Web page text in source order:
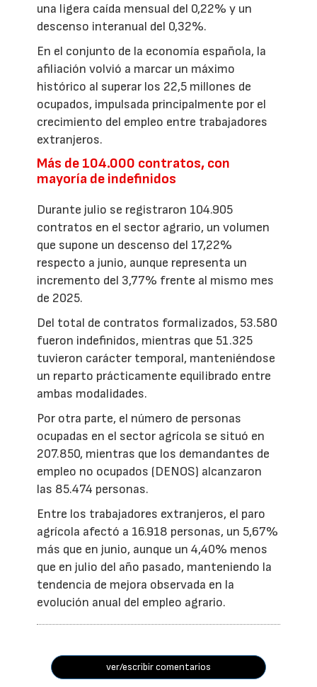
una ligera caída mensual del 0,22% y un
descenso interanual del 0,32%.
En el conjunto de la economía española, la
afiliación volvió a marcar un máximo
histórico al superar los 22,5 millones de
ocupados, impulsada principalmente por el
crecimiento del empleo entre trabajadores
extranjeros.
Más de 104.000 contratos, con
mayoría de indefinidos
Durante julio se registraron 104.905
contratos en el sector agrario, un volumen
que supone un descenso del 17,22%
respecto a junio, aunque representa un
incremento del 3,77% frente al mismo mes
de 2025.
Del total de contratos formalizados, 53.580
fueron indefinidos, mientras que 51.325
tuvieron carácter temporal, manteniéndose
un reparto prácticamente equilibrado entre
ambas modalidades.
Por otra parte, el número de personas
ocupadas en el sector agrícola se situó en
207.850, mientras que los demandantes de
empleo no ocupados (DENOS) alcanzaron
las 85.474 personas.
Entre los trabajadores extranjeros, el paro
agrícola afectó a 16.918 personas, un 5,67%
más que en junio, aunque un 4,40% menos
que en julio del año pasado, manteniendo la
tendencia de mejora observada en la
evolución anual del empleo agrario.
ver/escribir comentarios